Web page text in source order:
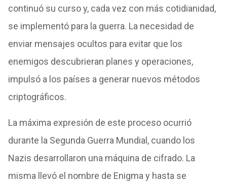
continuó su curso y, cada vez con más cotidianidad,
se implementó para la guerra. La necesidad de
enviar mensajes ocultos para evitar que los
enemigos descubrieran planes y operaciones,
impulsó a los países a generar nuevos métodos
criptográficos.
La máxima expresión de este proceso ocurrió
durante la Segunda Guerra Mundial, cuando los
Nazis desarrollaron una máquina de cifrado. La
misma llevó el nombre de Enigma y hasta se